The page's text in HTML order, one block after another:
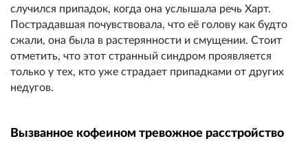
случился припадок, когда она услышала речь Харт.
Пострадавшая почувствовала, что её голову как будто
сжали, она была в растерянности и смущении. Стоит
отметить, что этот странный синдром проявляется
только у тех, кто уже страдает припадками от других
недугов.
Вызванное кофеином тревожное расстройство